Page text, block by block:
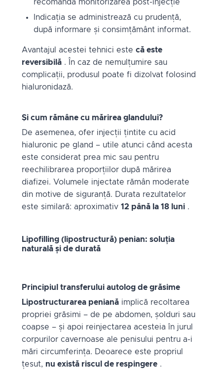
recomandă monitorizarea post-injecție
Indicația se administrează cu prudență,
după informare și consimțământ informat.
Avantajul acestei tehnici este că este
reversibilă . În caz de nemulțumire sau
complicații, produsul poate fi dizolvat folosind
hialuronidază.
Și cum rămâne cu mărirea glandului?
De asemenea, ofer injecții țintite cu acid
hialuronic pe gland – utile atunci când acesta
este considerat prea mic sau pentru
reechilibrarea proporțiilor după mărirea
diafizei. Volumele injectate rămân moderate
din motive de siguranță. Durata rezultatelor
este similară: aproximativ 12 până la 18 luni .
Lipofilling (lipostructură) penian: soluția
naturală și de durată
Principiul transferului autolog de grăsime
Lipostructurarea peniană implică recoltarea
propriei grăsimi – de pe abdomen, șolduri sau
coapse – și apoi reinjectarea acesteia în jurul
corpurilor cavernoase ale penisului pentru a-i
mări circumferința. Deoarece este propriul
țesut, nu există riscul de respingere .